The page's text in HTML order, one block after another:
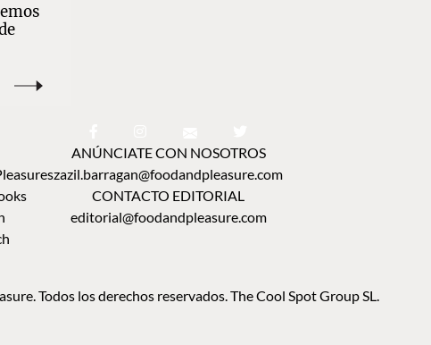
ANÚNCIATE CON NOSOTROS
zazil.barragan@foodandpleasure.com
CONTACTO EDITORIAL
editorial@foodandpleasure.com
Todos los derechos reservados. The Cool Spot Group SL.